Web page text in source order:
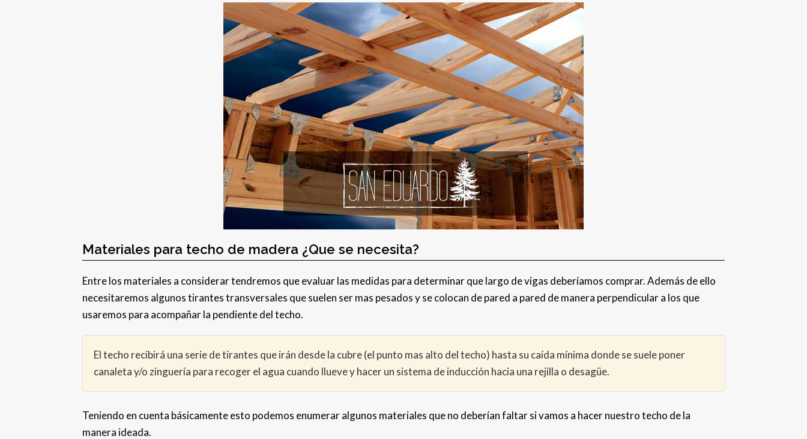
Materiales para techo de madera ¿Que se necesita?
Entre los materiales a considerar tendremos que evaluar las medidas para determinar que largo de vigas deberíamos comprar. Además de ello
necesitaremos algunos tirantes transversales que suelen ser mas pesados y se colocan de pared a pared de manera perpendicular a los que
usaremos para acompañar la pendiente del techo.
El techo recibirá una serie de tirantes que irán desde la cubre (el punto mas alto del techo) hasta su caída mínima donde se suele poner
canaleta y/o zinguería para recoger el agua cuando llueve y hacer un sistema de inducción hacia una rejilla o desagüe.
Teniendo en cuenta básicamente esto podemos enumerar algunos materiales que no deberían faltar si vamos a hacer nuestro techo de la
manera ideada.